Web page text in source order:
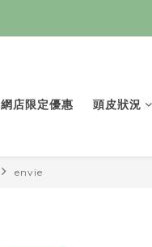
網店限定優惠 頭皮狀況
envie